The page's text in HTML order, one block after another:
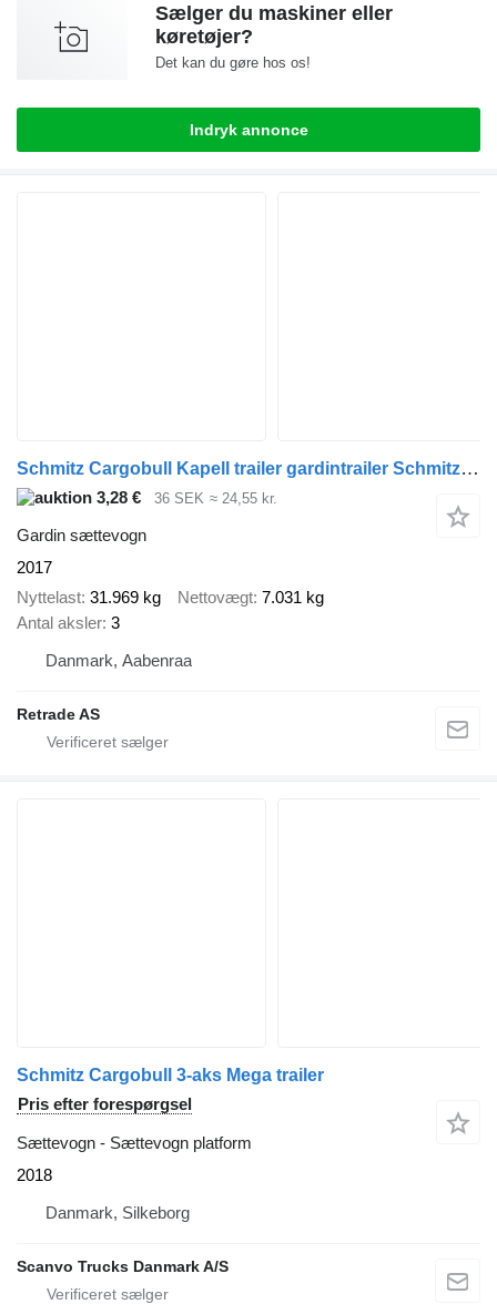
Sælger du maskiner eller
køretøjer?
Det kan du gøre hos os!
Indryk annonce
Schmitz Cargobull Kapell trailer gardintrailer Schmitz 3- axlig öppningsbart tak
3,28 € 36 SEK ≈ 24,55 kr.
Gardin sættevogn
2017
Nyttelast 31.969 kg Nettovægt 7.031 kg
Antal aksler 3
Danmark, Aabenraa
Retrade AS
Schmitz Cargobull 3-aks Mega trailer
Pris efter forespørgsel
Sættevogn - Sættevogn platform
2018
Danmark, Silkeborg
Scanvo Trucks Danmark A/S